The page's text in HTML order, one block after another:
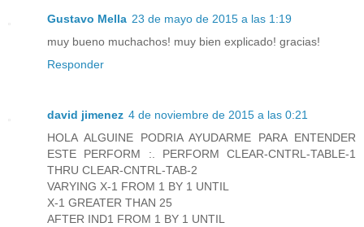
Gustavo Mella 23 de mayo de 2015 a las 1:19
muy bueno muchachos! muy bien explicado! gracias!
Responder
david jimenez 4 de noviembre de 2015 a las 0:21
HOLA ALGUINE PODRIA AYUDARME PARA ENTENDER
ESTE PERFORM :. PERFORM CLEAR-CNTRL-TABLE-1
THRU CLEAR-CNTRL-TAB-2
VARYING X-1 FROM 1 BY 1 UNTIL
X-1 GREATER THAN 25
AFTER IND1 FROM 1 BY 1 UNTIL